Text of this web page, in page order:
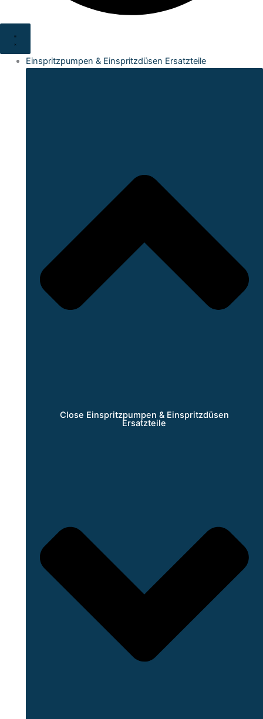
Einspritzpumpen & Einspritzdüsen Ersatzteile
Close Einspritzpumpen & Einspritzdüsen
Ersatzteile